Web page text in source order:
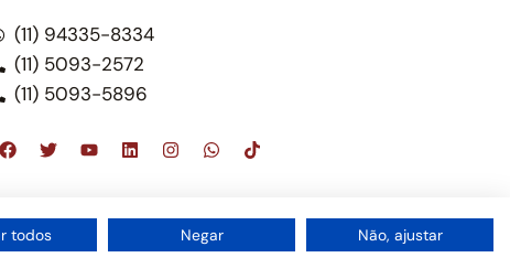
(11) 94335-8334
(11) 5093-2572
(11) 5093-5896
de advocacia, que oferece apenas
do Brasil – Alexandre Berthe Pinto Soc. de Adv,
todos Negar Não, ajustar